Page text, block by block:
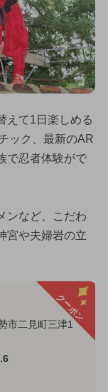
えて1日楽しめる
ック、最新のAR
で忍者体験がで
ンなど、こだわ
宮や夫婦岩の立
クーポン
市二見町三津1